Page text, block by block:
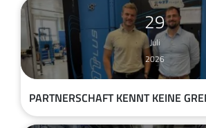
29
Juli
2026
PARTNERSCHAFT KENNT KEINE